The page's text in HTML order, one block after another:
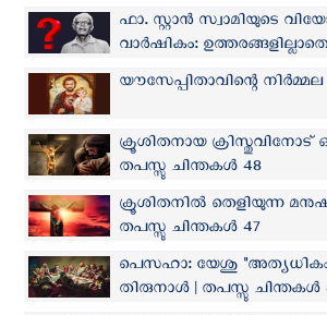
ഫാ. സ്റ്റാൻ സ്വാമിയുടെ
വാർഷികം:
ചോദ്യങ്ങൾ..!
യൗസേപ്പിതാവിന്റെ
ക്രൂശിതനായ ക്രിസ്തുവിനോട്
തപസ്സു ചിന്തകൾ 48
ക്രൂശിതനിൽ തെളിയുന്ന
തപസ്സു ചിന്തകൾ 47
പെസഹാ: യേശു "അത്യധികം
തിരുനാൾ | തപസ്സു ചിന്തകൾ